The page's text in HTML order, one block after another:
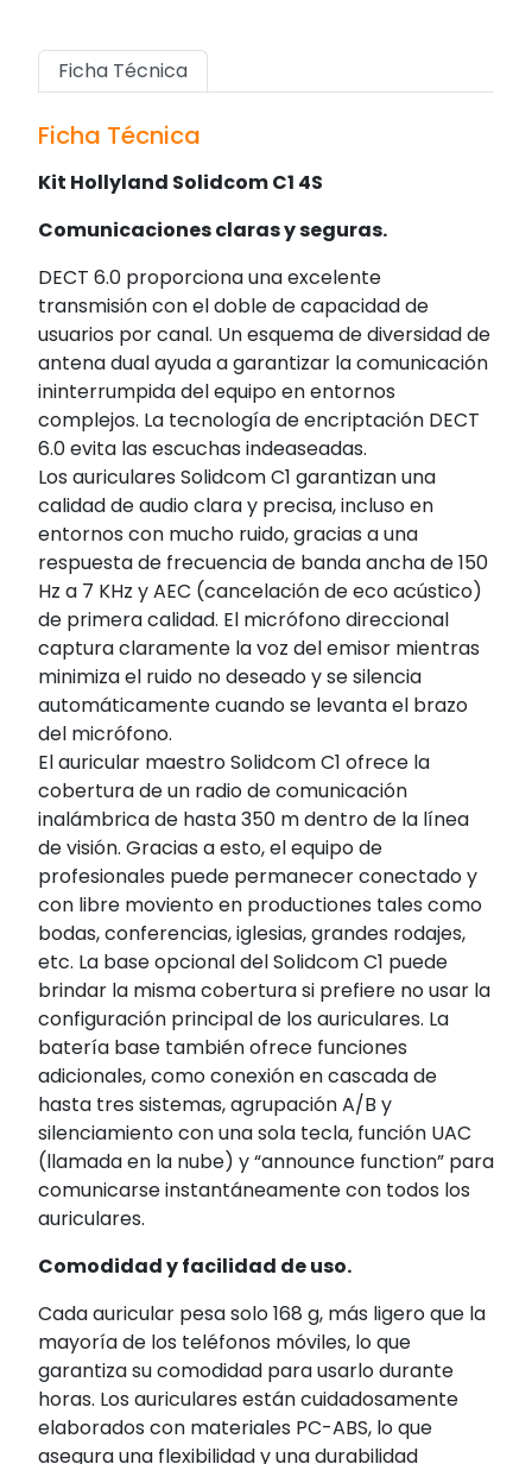
Ficha Técnica
Ficha Técnica
Kit Hollyland Solidcom C1 4S
Comunicaciones claras y seguras.
DECT 6.0 proporciona una excelente
transmisión con el doble de capacidad de
usuarios por canal. Un esquema de diversidad de
antena dual ayuda a garantizar la comunicación
ininterrumpida del equipo en entornos
complejos. La tecnología de encriptación DECT
6.0 evita las escuchas indeaseadas.
Los auriculares Solidcom C1 garantizan una
calidad de audio clara y precisa, incluso en
entornos con mucho ruido, gracias a una
respuesta de frecuencia de banda ancha de 150
Hz a 7 KHz y AEC (cancelación de eco acústico)
de primera calidad. El micrófono direccional
captura claramente la voz del emisor mientras
minimiza el ruido no deseado y se silencia
automáticamente cuando se levanta el brazo
del micrófono.
El auricular maestro Solidcom C1 ofrece la
cobertura de un radio de comunicación
inalámbrica de hasta 350 m dentro de la línea
de visión. Gracias a esto, el equipo de
profesionales puede permanecer conectado y
con libre moviento en productiones tales como
bodas, conferencias, iglesias, grandes rodajes,
etc. La base opcional del Solidcom C1 puede
brindar la misma cobertura si prefiere no usar la
configuración principal de los auriculares. La
batería base también ofrece funciones
adicionales, como conexión en cascada de
hasta tres sistemas, agrupación A/B y
silenciamiento con una sola tecla, función UAC
(llamada en la nube) y “announce function” para
comunicarse instantáneamente con todos los
auriculares.
Comodidad y facilidad de uso.
Cada auricular pesa solo 168 g, más ligero que la
mayoría de los teléfonos móviles, lo que
garantiza su comodidad para usarlo durante
horas. Los auriculares están cuidadosamente
elaborados con materiales PC-ABS, lo que
asegura una flexibilidad y una durabilidad